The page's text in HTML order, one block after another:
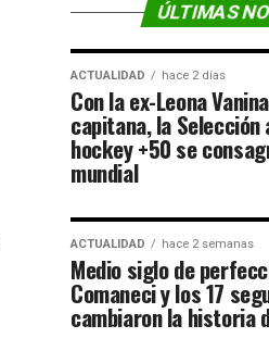
ÚLTIMAS
ACTUALIDAD hace 2 días
Con la ex-Leona
capitana, la
hockey +50 se
mundial
ACTUALIDAD hace 2 semanas
Medio siglo de
Comaneci y los 17
cambiaron la historia